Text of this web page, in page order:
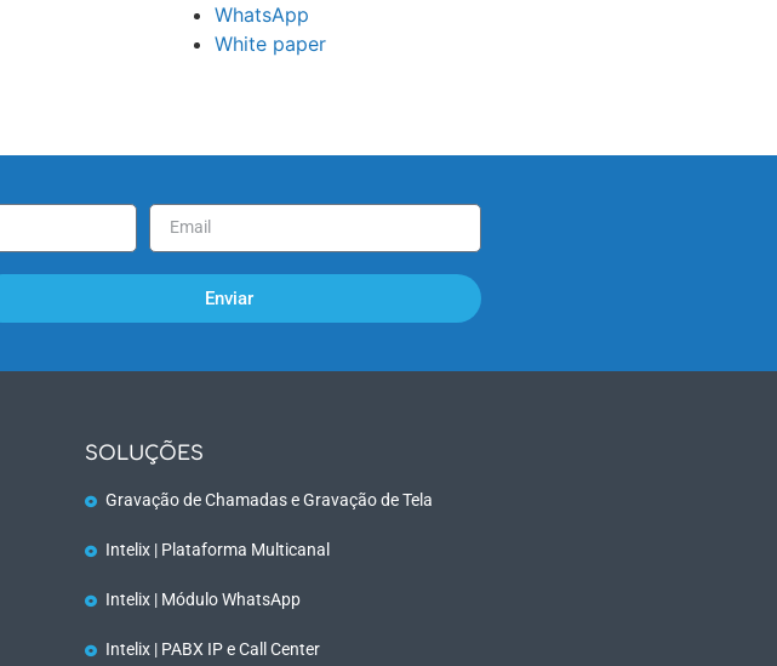
WhatsApp
White paper
Enviar
SOLUÇÕES
Gravação de Chamadas e Gravação de Tela
Intelix | Plataforma Multicanal
Intelix | Módulo WhatsApp
Intelix | PABX IP e Call Center